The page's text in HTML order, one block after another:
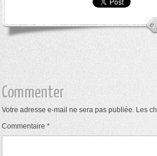
Commenter
Votre adresse e-mail ne sera pas publiée. Les
Commentaire *